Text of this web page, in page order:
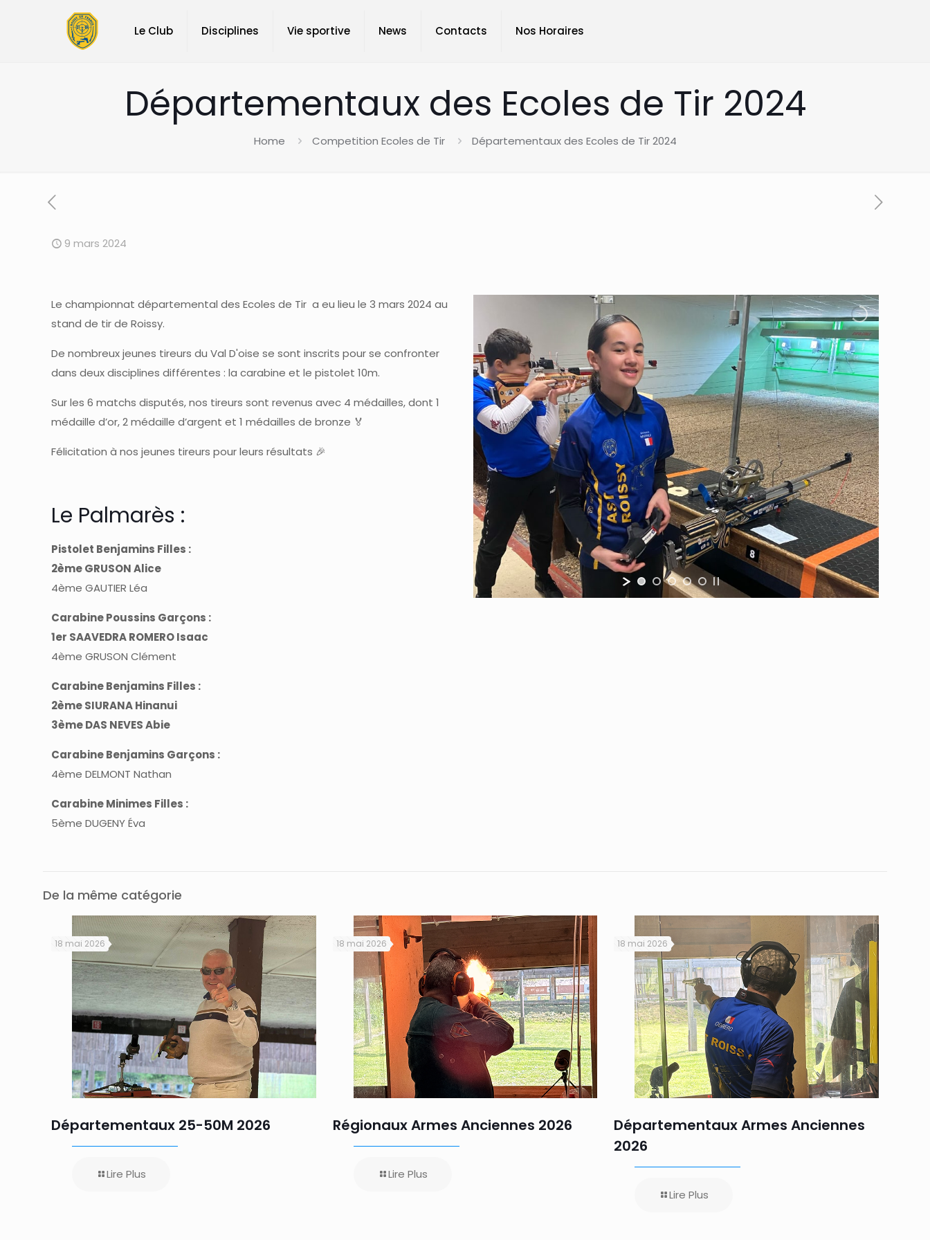
Le Club Disciplines Vie sportive News Contacts Nos Horaires
Départementaux des Ecoles de Tir 2024
Home Competition Ecoles de Tir Départementaux des Ecoles de Tir 2024
9 mars 2024
Le championnat départemental des Ecoles de Tir a eu lieu le 3 mars 2024 au
stand de tir de Roissy.
De nombreux jeunes tireurs du Val D'oise se sont inscrits pour se confronter
dans deux disciplines différentes : la carabine et le pistolet 10m.
Sur les 6 matchs disputés, nos tireurs sont revenus avec 4 médailles, dont 1
médaille d’or, 2 médaille d’argent et 1 médailles de bronze 🏅
Félicitation à nos jeunes tireurs pour leurs résultats 🎉
Le Palmarès :
Pistolet Benjamins Filles :
2ème GRUSON Alice
4ème GAUTIER Léa
Carabine Poussins Garçons :
1er SAAVEDRA ROMERO Isaac
4ème GRUSON Clément
Carabine Benjamins Filles :
2ème SIURANA Hinanui
3ème DAS NEVES Abie
Carabine Benjamins Garçons :
4ème DELMONT Nathan
Carabine Minimes Filles :
5ème DUGENY Éva
De la même catégorie
18 mai 2026
Départementaux 25-50M 2026
Lire Plus
18 mai 2026
Régionaux Armes Anciennes 2026
Lire Plus
18 mai 2026
Départementaux Armes Anciennes
2026
Lire Plus